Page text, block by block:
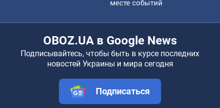
месте событий
OBOZ.UA в Google News
Подписывайтесь, чтобы быть в курсе последних
новостей Украины и мира сегодня
Подписаться